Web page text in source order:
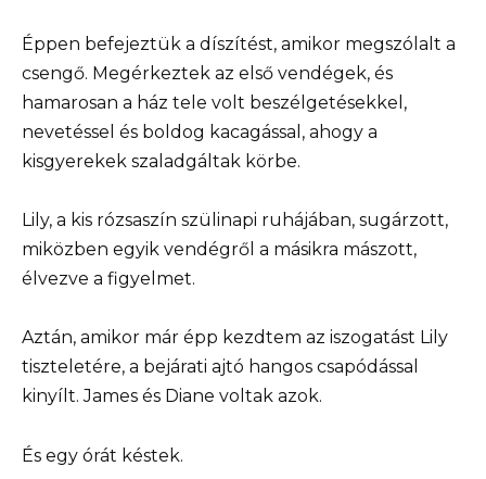
Éppen befejeztük a díszítést, amikor megszólalt a
csengő. Megérkeztek az első vendégek, és
hamarosan a ház tele volt beszélgetésekkel,
nevetéssel és boldog kacagással, ahogy a
kisgyerekek szaladgáltak körbe.
Lily, a kis rózsaszín szülinapi ruhájában, sugárzott,
miközben egyik vendégről a másikra mászott,
élvezve a figyelmet.
Aztán, amikor már épp kezdtem az iszogatást Lily
tiszteletére, a bejárati ajtó hangos csapódással
kinyílt. James és Diane voltak azok.
És egy órát késtek.